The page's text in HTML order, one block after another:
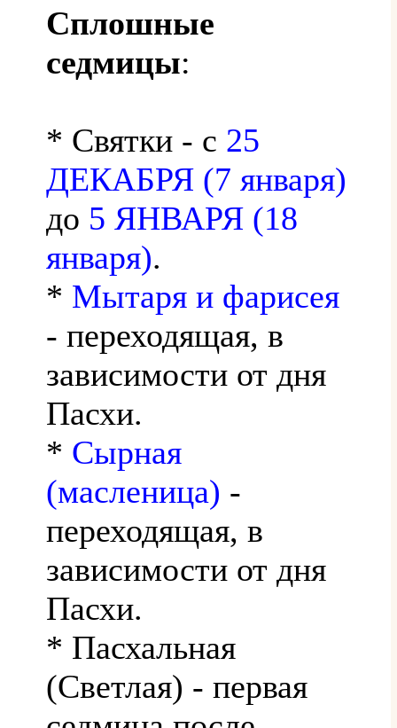
Сплошные
седмицы:
* Святки - с 25
ДЕКАБРЯ (7 января)
до 5 ЯНВАРЯ (18
января).
* Мытаря и фарисея
- переходящая, в
зависимости от дня
Пасхи.
* Сырная
(масленица) -
переходящая, в
зависимости от дня
Пасхи.
* Пасхальная
(Светлая) - первая